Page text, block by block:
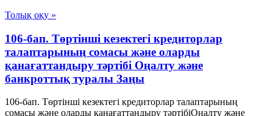
Толық оқу »
106-бап. Төртінші кезектегі кредиторлар
талаптарының сомасы және оларды
қанағаттандыру тәртібі Оңалту және
банкроттық туралы Заңы
106-бап. Төртінші кезектегі кредиторлар талаптарының
сомасы және оларды қанағаттандыру тәртібіОңалту және